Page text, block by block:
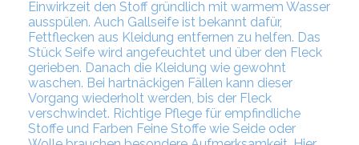
Einwirkzeit den Stoff gründlich mit warmem Wasser
ausspülen. Auch Gallseife ist bekannt dafür,
Fettflecken aus Kleidung entfernen zu helfen. Das
Stück Seife wird angefeuchtet und über den Fleck
gerieben. Danach die Kleidung wie gewohnt
waschen. Bei hartnäckigen Fällen kann dieser
Vorgang wiederholt werden, bis der Fleck
verschwindet. Richtige Pflege für empfindliche
Stoffe und Farben Feine Stoffe wie Seide oder